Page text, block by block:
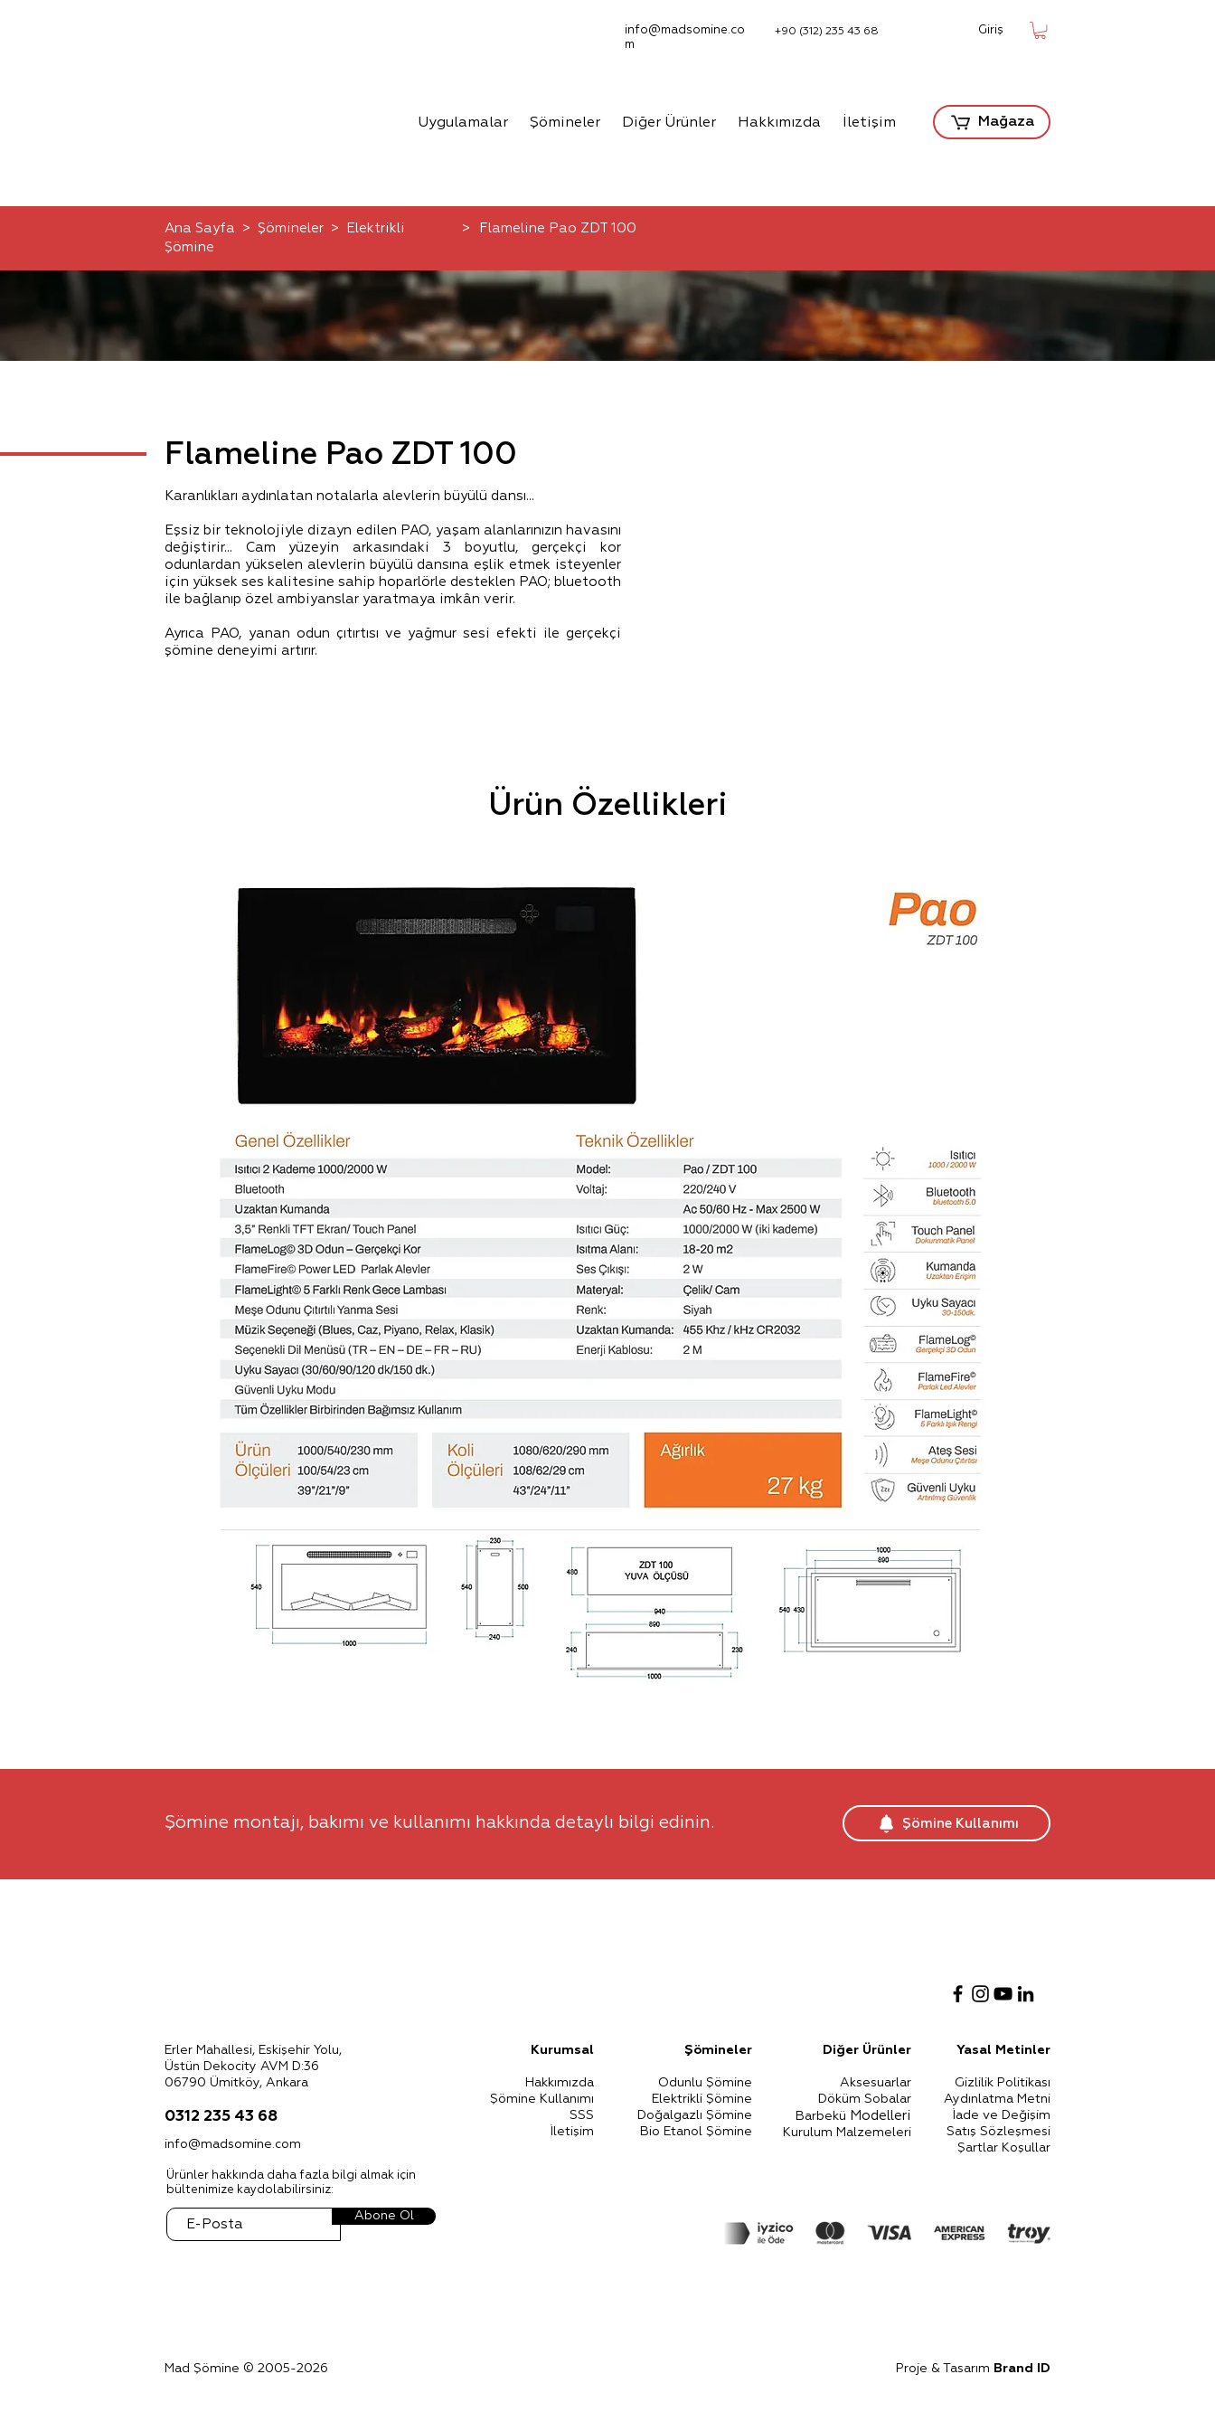
info@madsomine.co
m
+90 (312) 235 43 68 Giriş
Uygulamalar Şömineler Diğer Ürünler Hakkımızda İletişim Mağaza
Ana Sayfa > Şömineler >
Elektrikli
Şömine
> Flameline Pao ZDT 100
Flameline Pao ZDT 100
Karanlıkları aydınlatan notalarla alevlerin büyülü dansı...
Eşsiz bir teknolojiyle dizayn edilen PAO, yaşam alanlarınızın havasını
değiştirir... Cam yüzeyin arkasındaki 3 boyutlu, gerçekçi kor
odunlardan yükselen alevlerin büyülü dansına eşlik etmek isteyenler
için yüksek ses kalitesine sahip hoparlörle desteklen PAO; bluetooth
ile bağlanıp özel ambiyanslar yaratmaya imkân verir.
Ayrıca PAO, yanan odun çıtırtısı ve yağmur sesi efekti ile gerçekçi
şömine deneyimi artırır.
Ürün Özellikleri
Şömine montajı, bakımı ve kullanımı hakkında detaylı bilgi edinin. Şömine Kullanımı
Erler Mahallesi, Eskişehir Yolu,
Üstün Dekocity AVM D:36
06790 Ümitköy, Ankara
0312 235 43 68
info@madsomine.com
Ürünler hakkında daha fazla bilgi almak için
bültenimize kaydolabilirsiniz:
Abone Ol
Mad Şömine © 2005-2026
Kurumsal
Hakkımızda
Şömine Kullanımı
SSS
İletişim
Şömineler​
Odunlu Şömine
Elektrikli Şömine
Doğalgazlı Şömine
Bio Etanol Şömine
Diğer Ürünler​
Aksesuarlar
Döküm Sobalar
Barbekü Modelleri
Kurulum Malzemeleri
Yasal Metinler​
Gizlilik Politikası
Aydınlatma Metni
İade ve Değişim
Satış Sözleşmesi
Şartlar Koşullar
Proje & Tasarım Brand ID